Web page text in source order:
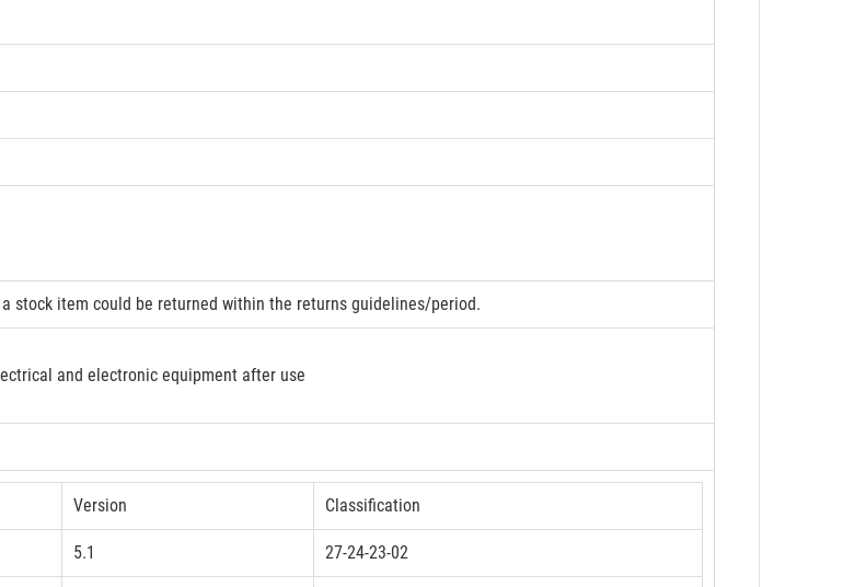
stock item could be returned within the returns guidelines/period.
and electronic equipment after use
Version Classification
5.1 27-24-23-02